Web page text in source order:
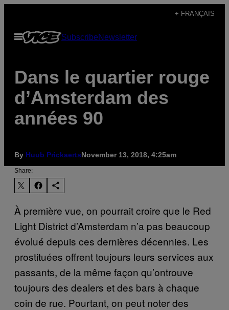
content
+ FRANÇAIS
Open
Menu
SubscribeNewsletter
Dans le quartier rouge
d’Amsterdam des
années 90
By Huub PrickaertsNovember 13, 2018, 4:25am
Share:
À première vue, on pourrait croire que le Red
Light District d’Amsterdam n’a pas beaucoup
évolué depuis ces dernières décennies. Les
prostituées offrent toujours leurs services aux
passants, de la même façon qu’ontrouve
toujours des dealers et des bars à chaque
coin de rue. Pourtant, on peut noter des